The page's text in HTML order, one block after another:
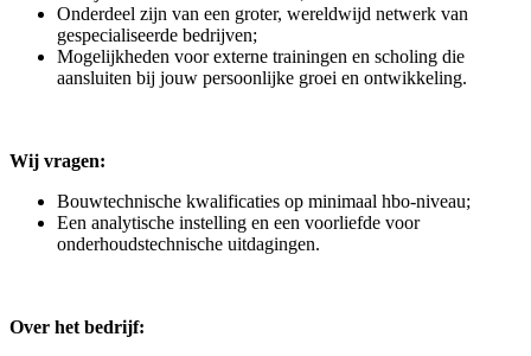
Onderdeel zijn van een groter, wereldwijd netwerk van
gespecialiseerde bedrijven;
Mogelijkheden voor externe trainingen en scholing die
aansluiten bij jouw persoonlijke groei en ontwikkeling.
Wij vragen:
Bouwtechnische kwalificaties op minimaal hbo-niveau;
Een analytische instelling en een voorliefde voor
onderhoudstechnische uitdagingen.
Over het bedrijf: